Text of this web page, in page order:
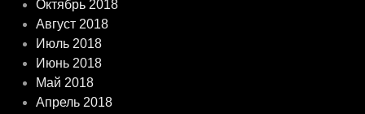
Октябрь 2018
Август 2018
Июль 2018
Июнь 2018
Май 2018
Апрель 2018